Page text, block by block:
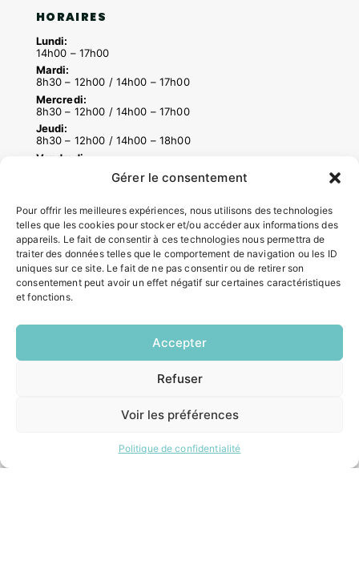
Gérer le consentement
Pour offrir les meilleures expériences, nous utilisons des technologies
telles que les cookies pour stocker et/ou accéder aux informations des
appareils. Le fait de consentir à ces technologies nous permettra de
traiter des données telles que le comportement de navigation ou les ID
uniques sur ce site. Le fait de ne pas consentir ou de retirer son
consentement peut avoir un effet négatif sur certaines caractéristiques
et fonctions.
Accepter
Refuser
Voir les préférences
Politique de confidentialité
HORAIRES
Lundi:
14h00 – 17h00
Mardi:
8h30 – 12h00 / 14h00 – 17h00
Mercredi:
8h30 – 12h00 / 14h00 – 17h00
Jeudi:
8h30 – 12h00 / 14h00 – 18h00
Vendredi:
8h30 – 12h00 / 14h00 – 16h30
ACCÉS RAPIDES
Contacter la mairie
Pôle santé
Le Saucatais
Formalités administratives
INFORMATIONS LÉGALES
Mentions légales